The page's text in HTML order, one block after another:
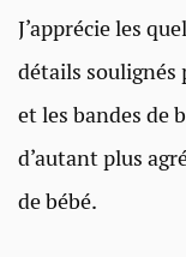
J’apprécie les
détails soulignés
et les bandes de
d’autant plus
de bébé.